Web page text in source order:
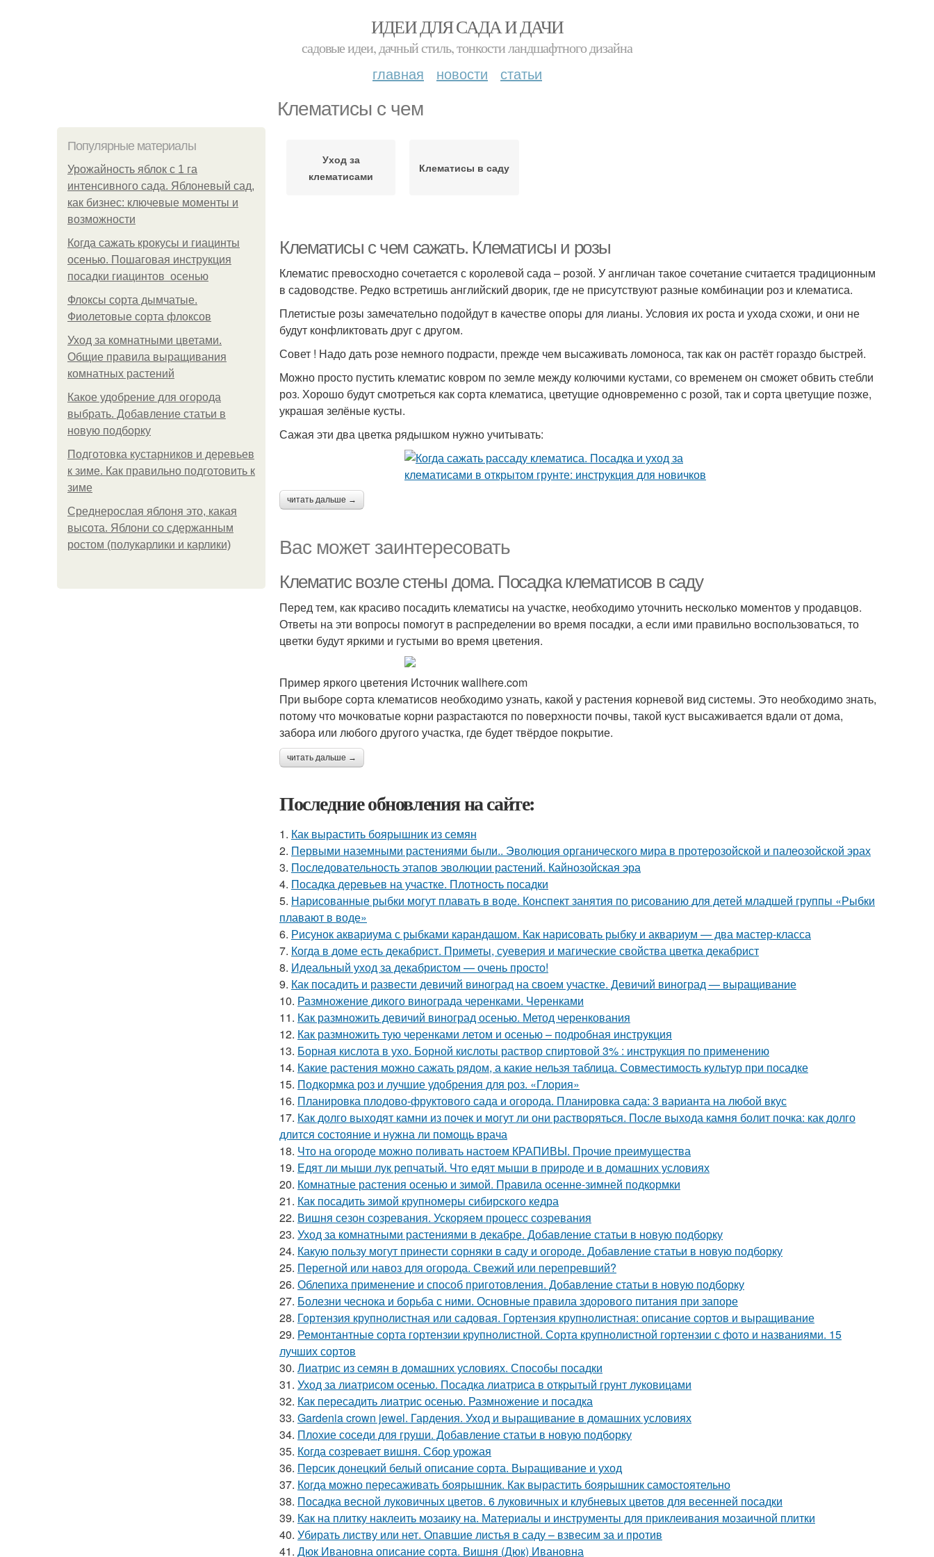
ИДЕИ ДЛЯ САДА И ДАЧИ
садовые идеи, дачный стиль, тонкости ландшафтного дизайна
главная новости статьи
Клематисы с чем
Популярные материалы
Урожайность яблок с 1 га
интенсивного сада. Яблоневый сад,
как бизнес: ключевые моменты и
возможности
Когда сажать крокусы и гиацинты
осенью. Пошаговая инструкция
посадки гиацинтов осенью
Флоксы сорта дымчатые.
Фиолетовые сорта флоксов
Уход за комнатными цветами.
Общие правила выращивания
комнатных растений
Какое удобрение для огорода
выбрать. Добавление статьи в
новую подборку
Подготовка кустарников и деревьев
к зиме. Как правильно подготовить к
зиме
Среднерослая яблоня это, какая
высота. Яблони со сдержанным
ростом (полукарлики и карлики)
Уход за
клематисами
Клематисы в саду
Клематисы с чем сажать. Клематисы и розы
Клематис превосходно сочетается с королевой сада – розой. У англичан такое сочетание считается традиционным
в садоводстве. Редко встретишь английский дворик, где не присутствуют разные комбинации роз и клематиса.
Плетистые розы замечательно подойдут в качестве опоры для лианы. Условия их роста и ухода схожи, и они не
будут конфликтовать друг с другом.
Совет ! Надо дать розе немного подрасти, прежде чем высаживать ломоноса, так как он растёт гораздо быстрей.
Можно просто пустить клематис ковром по земле между колючими кустами, со временем он сможет обвить стебли
роз. Хорошо будут смотреться как сорта клематиса, цветущие одновременно с розой, так и сорта цветущие позже,
украшая зелёные кусты.
Сажая эти два цветка рядышком нужно учитывать:
читать дальше →
Вас может заинтересовать
Клематис возле стены дома. Посадка клематисов в саду
Перед тем, как красиво посадить клематисы на участке, необходимо уточнить несколько моментов у продавцов.
Ответы на эти вопросы помогут в распределении во время посадки, а если ими правильно воспользоваться, то
цветки будут яркими и густыми во время цветения.
Пример яркого цветения Источник wallhere.com
При выборе сорта клематисов необходимо узнать, какой у растения корневой вид системы. Это необходимо знать,
потому что мочковатые корни разрастаются по поверхности почвы, такой куст высаживается вдали от дома,
забора или любого другого участка, где будет твёрдое покрытие.
читать дальше →
Последние обновления на сайте:
1. Как вырастить боярышник из семян
2. Первыми наземными растениями были.. Эволюция органического мира в протерозойской и палеозойской эрах
3. Последовательность этапов эволюции растений. Кайнозойская эра
4. Посадка деревьев на участке. Плотность посадки
5. Нарисованные рыбки могут плавать в воде. Конспект занятия по рисованию для детей младшей группы «Рыбки
плавают в воде»
6. Рисунок аквариума с рыбками карандашом. Как нарисовать рыбку и аквариум — два мастер-класса
7. Когда в доме есть декабрист. Приметы, суеверия и магические свойства цветка декабрист
8. Идеальный уход за декабристом — очень просто!
9. Как посадить и развести девичий виноград на своем участке. Девичий виноград — выращивание
10. Размножение дикого винограда черенками. Черенками
11. Как размножить девичий виноград осенью. Метод черенкования
12. Как размножить тую черенками летом и осенью – подробная инструкция
13. Борная кислота в ухо. Борной кислоты раствор спиртовой 3% : инструкция по применению
14. Какие растения можно сажать рядом, а какие нельзя таблица. Совместимость культур при посадке
15. Подкормка роз и лучшие удобрения для роз. «Глория»
16. Планировка плодово-фруктового сада и огорода. Планировка сада: 3 варианта на любой вкус
17. Как долго выходят камни из почек и могут ли они растворяться. После выхода камня болит почка: как долго
длится состояние и нужна ли помощь врача
18. Что на огороде можно поливать настоем КРАПИВЫ. Прочие преимущества
19. Едят ли мыши лук репчатый. Что едят мыши в природе и в домашних условиях
20. Комнатные растения осенью и зимой. Правила осенне-зимней подкормки
21. Как посадить зимой крупномеры сибирского кедра
22. Вишня сезон созревания. Ускоряем процесс созревания
23. Уход за комнатными растениями в декабре. Добавление статьи в новую подборку
24. Какую пользу могут принести сорняки в саду и огороде. Добавление статьи в новую подборку
25. Перегной или навоз для огорода. Свежий или перепревший?
26. Облепиха применение и способ приготовления. Добавление статьи в новую подборку
27. Болезни чеснока и борьба с ними. Основные правила здорового питания при запоре
28. Гортензия крупнолистная или садовая. Гортензия крупнолистная: описание сортов и выращивание
29. Ремонтантные сорта гортензии крупнолистной. Сорта крупнолистной гортензии с фото и названиями. 15
лучших сортов
30. Лиатрис из семян в домашних условиях. Способы посадки
31. Уход за лиатрисом осенью. Посадка лиатриса в открытый грунт луковицами
32. Как пересадить лиатрис осенью. Размножение и посадка
33. Gardenia crown jewel. Гардения. Уход и выращивание в домашних условиях
34. Плохие соседи для груши. Добавление статьи в новую подборку
35. Когда созревает вишня. Сбор урожая
36. Персик донецкий белый описание сорта. Выращивание и уход
37. Когда можно пересаживать боярышник. Как вырастить боярышник самостоятельно
38. Посадка весной луковичных цветов. 6 луковичных и клубневых цветов для весенней посадки
39. Как на плитку наклеить мозаику на. Материалы и инструменты для приклеивания мозаичной плитки
40. Убирать листву или нет. Опавшие листья в саду – взвесим за и против
41. Дюк Ивановна описание сорта. Вишня (Дюк) Ивановна